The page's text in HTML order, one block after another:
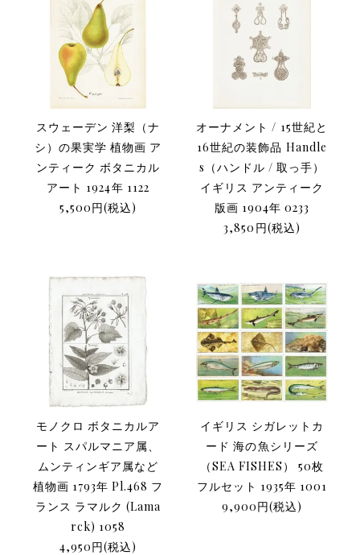
スウェーデン 洋梨（ナ
シ）の果実学 植物画 ア
ンティーク ボタニカル
アート 1924年 1122
5,500円(税込)
オーナメント / 15世紀と
16世紀の装飾品 Handle
s（ハンドル / 取っ手）
イギリス アンティーク
版画 1904年 0233
3,850円(税込)
モノクロ ボタニカルア
ート スパルマニア属、
ムンティンギア属など
植物画 1793年 Pl.468 フ
ランス ラマルク (Lama
rck) 1058
4,950円(税込)
イギリス シガレットカ
ード 海の魚シリーズ
（SEA FISHES） 50枚
フルセット 1935年 1001
9,900円(税込)